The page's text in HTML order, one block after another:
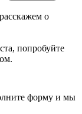
о
попробуйте
форму и мы